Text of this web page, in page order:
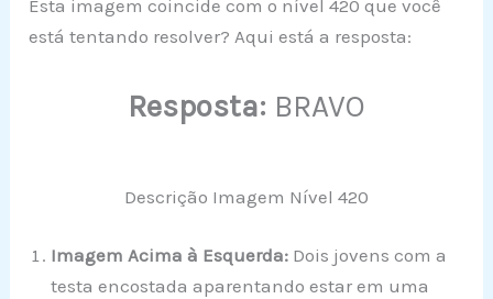
Esta imagem coincide com o nível 420 que você
está tentando resolver? Aqui está a resposta:
Resposta: BRAVO
Descrição Imagem Nível 420
Imagem Acima à Esquerda: Dois jovens com a
testa encostada aparentando estar em uma